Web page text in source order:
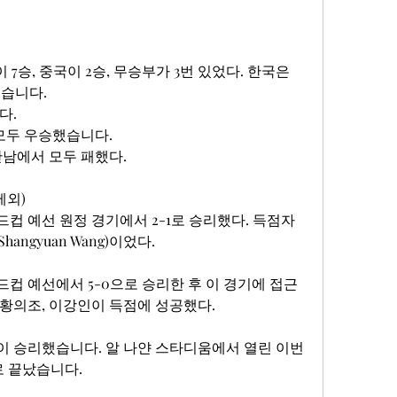
7승, 중국이 2승, 무승부가 3번 있었다. 한국은
니다.
.
두 우승했습니다.
에서 모두 패했다.
외)
컵 예선 원정 경기에서 2-1로 승리했다. 득점자
Wang)이었다.
컵 예선에서 5-0으로 승리한 후 이 경기에 접근
의조, 이강인이 득점에 성공했다.
승리했습니다. 알 나얀 스타디움에서 열린 이번
끝났습니다.